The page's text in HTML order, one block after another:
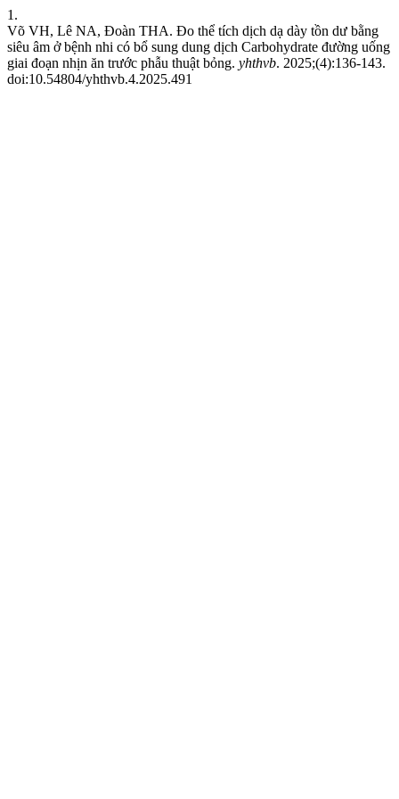
1.
Võ VH, Lê NA, Đoàn THA. Đo thể tích dịch dạ dày tồn dư bằng
siêu âm ở bệnh nhi có bổ sung dung dịch Carbohydrate đường uống
giai đoạn nhịn ăn trước phẫu thuật bỏng. yhthvb. 2025;(4):136-143.
doi:10.54804/yhthvb.4.2025.491